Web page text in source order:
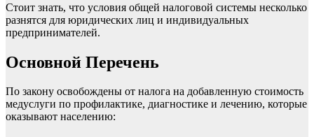
Стоит знать, что условия общей налоговой системы несколько
разнятся для юридических лиц и индивидуальных
предпринимателей.
Основной Перечень
По закону освобождены от налога на добавленную стоимость
медуслуги по профилактике, диагностике и лечению, которые
оказывают населению: